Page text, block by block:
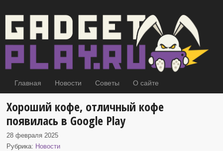
Главная Новости Советы О сайте
Хороший кофе, отличный кофе
появилась в Google Play
28 февраля 2025
Рубрика: Новости